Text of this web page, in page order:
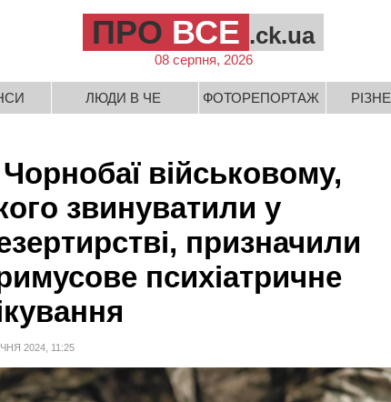
ПРО ВСЕ .ck.ua
08 серпня, 2026
ЛЮДИ В ЧЕ ФОТОРЕПОРТАЖ РІЗНЕ
військовому,
звинуватили у
призначили
психіатричне
2024, 11:25